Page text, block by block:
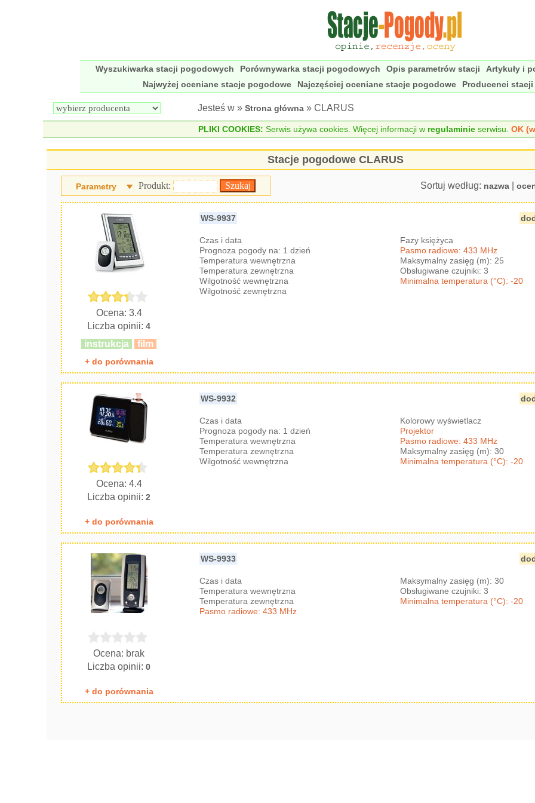
Wyszukiwarka stacji pogodowych Porównywarka stacji pogodowych Opis parametrów stacji Artykuły i
Najwyżej oceniane stacje pogodowe
Najczęściej oceniane stacje pogodowe Producenci
Jesteś w » Strona główna » CLARUS
PLIKI COOKIES: Serwis używa cookies. Więcej informacji w regulaminieserwisu. OK
Stacje pogodowe CLARUS
Sortuj według: nazwa|
Parametry Produkt:
WS-9937
Ocena: 3.4
Liczba opinii:4
instrukcja film
Czas i data
Prognoza pogody na: 1 dzień
Temperatura wewnętrzna
Temperatura zewnętrzna
Wilgotność wewnętrzna
Wilgotność zewnętrzna
Fazy księżyca
Pasmo radiowe: 433 MHz
Maksymalny zasięg (m): 25
Obsługiwane czujniki: 3
Minimalna temperatura (°C): -20
+ do porównania
WS-9932
Ocena: 4.4
Liczba opinii:2
Czas i data
Prognoza pogody na: 1 dzień
Temperatura wewnętrzna
Temperatura zewnętrzna
Wilgotność wewnętrzna
Kolorowy wyświetlacz
Projektor
Pasmo radiowe: 433 MHz
Maksymalny zasięg (m): 30
Minimalna temperatura (°C): -20
+ do porównania
WS-9933
Ocena: brak
Liczba opinii:0
Czas i data
Temperatura wewnętrzna
Temperatura zewnętrzna
Pasmo radiowe: 433 MHz
Maksymalny zasięg (m): 30
Obsługiwane czujniki: 3
Minimalna temperatura (°C): -20
+ do porównania